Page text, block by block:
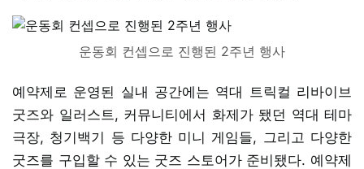
운동회 컨셉으로 진행된 2주년 행사
예약제로 운영된 실내 공간에는 역대 트릭컬 리바이브
굿즈와 일러스트, 커뮤니티에서 화제가 됐던 역대 테마
극장, 청기백기 등 다양한 미니 게임들, 그리고 다양한
굿즈를 구입할 수 있는 굿즈 스토어가 준비됐다. 예약제